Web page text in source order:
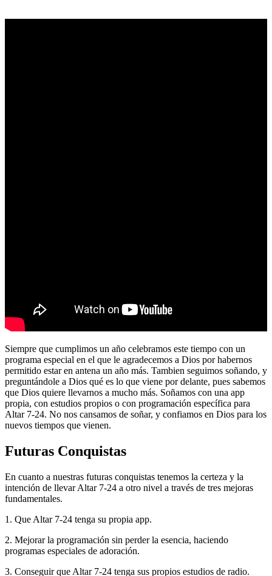
Siempre que cumplimos un año celebramos este tiempo con un
programa especial en el que le agradecemos a Dios por habernos
permitido estar en antena un año más. Tambien seguimos soñando, y
preguntándole a Dios qué es lo que viene por delante, pues sabemos
que Dios quiere llevarnos a mucho más. Soñamos con una app
propia, con estudios propios o con programación específica para
Altar 7-24. No nos cansamos de soñar, y confiamos en Dios para los
nuevos tiempos que vienen.
Futuras Conquistas
En cuanto a nuestras futuras conquistas tenemos la certeza y la
intención de llevar Altar 7-24 a otro nivel a través de tres mejoras
fundamentales.
1. Que Altar 7-24 tenga su propia app.
2. Mejorar la programación sin perder la esencia, haciendo
programas especiales de adoración.
3. Conseguir que Altar 7-24 tenga sus propios estudios de radio.